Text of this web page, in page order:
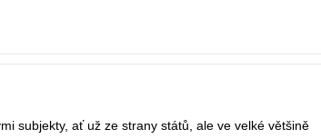
subjekty, ať už ze strany států, ale ve velké většině